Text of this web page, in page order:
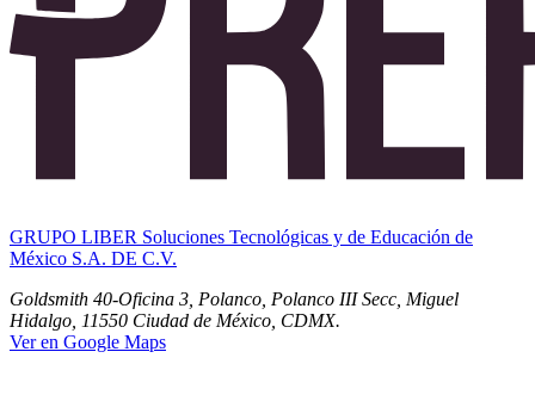
GRUPO LIBER Soluciones Tecnológicas y de Educación de
México S.A. DE C.V.
Goldsmith 40-Oficina 3, Polanco, Polanco III Secc, Miguel
Hidalgo, 11550 Ciudad de México, CDMX.
Ver en Google Maps